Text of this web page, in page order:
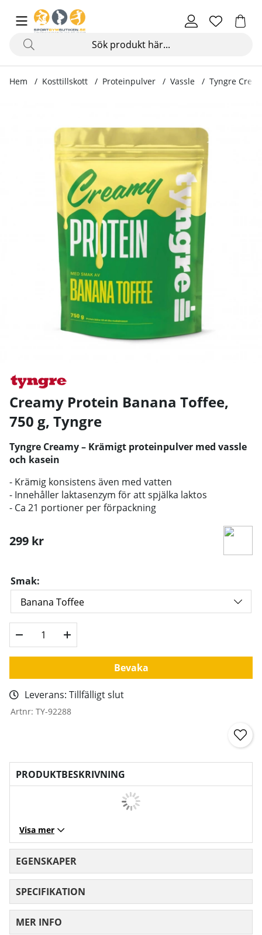
Hem Kosttillskott Proteinpulver Vassle Tyngre
Creamy Protein Banana Toffee,
750 g, Tyngre
Tyngre Creamy – Krämigt proteinpulver med vassle
och kasein
- Krämig konsistens även med vatten
- Innehåller laktasenzym för att spjälka laktos
- Ca 21 portioner per förpackning
299 kr
Smak:
Bevaka
Leverans: Tillfälligt slut
Artnr: TY-92288
PRODUKTBESKRIVNING
Visa mer
EGENSKAPER
SPECIFIKATION
MER INFO